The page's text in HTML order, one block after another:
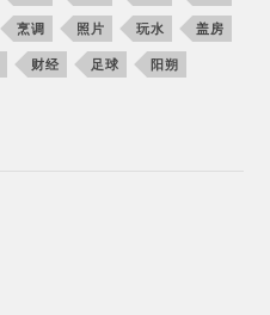
烹调 照片 玩水 盖房
财经 足球 阳朔